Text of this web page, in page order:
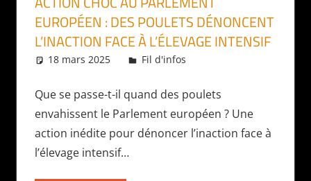
EUROPÉEN : DES POULETS DÉNONCENT
L’INACTION FACE À L’ÉLEVAGE INTENSIF
18 mars 2025 Daniel
Fil d'infos
Que se passe-t-il quand des poulets
envahissent le Parlement européen ? Une
action inédite pour dénoncer l’inaction face à
l’élevage intensif…